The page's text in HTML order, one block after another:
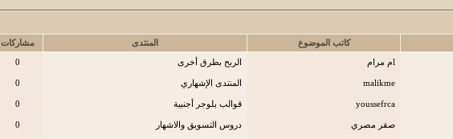
كاتب الموضوع المنتدى مشاركات
lم مرام الربح بطرق أخرى 0
malikme المنتدى الإشهاري 0
youssefrca قوالب بلوجر أجنبية 0
صقر مصري دروس التسويق والاشهار 0